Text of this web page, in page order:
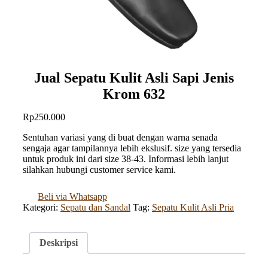
Jual Sepatu Kulit Asli Sapi Jenis
Krom 632
Rp250.000
Sentuhan variasi yang di buat dengan warna senada
sengaja agar tampilannya lebih ekslusif. size yang tersedia
untuk produk ini dari size 38-43. Informasi lebih lanjut
silahkan hubungi customer service kami.
Beli via Whatsapp
Kategori: Sepatu dan Sandal Tag: Sepatu Kulit Asli Pria
Deskripsi